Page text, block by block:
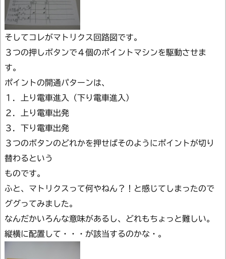
そしてコレがマトリクス回路図です。
３つの押しボタンで４個のポイントマシンを駆動させま
す。
ポイントの開通パターンは、
１．上り電車進入（下り電車進入）
２．上り電車出発
３．下り電車出発
３つのボタンのどれかを押せばそのようにポイントが切り
替わるという
ものです。
ふと、マトリクスって何やねん？！と感じてしまったので
ググってみました。
なんだかいろんな意味があるし、どれもちょっと難しい。
縦横に配置して・・・が該当するのかな・。